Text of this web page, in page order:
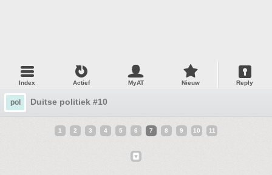
Index Actief MyAT Nieuw Reply
pol Duitse politiek #10
1 2 3 4 5 6 7 8 9 10 11